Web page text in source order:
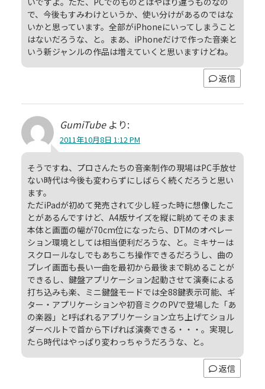
で、今後もすみわけというか、使い分けがあるのではな
いかと思っています。全部がiPhoneにいってしまうこと
はないだろうな、と。まあ、iPhoneだけで作った音楽と
いう新ジャンルの作品は増えていくと思いますけどね。
返信
GumiTube より:
2011年10月8日 1:12 PM
そうですね、プロさんたちの音楽制作の現場はPC手放せ
ない時代は今後も変わらずにしばらく続くだろうと思い
ます。
ただiPadが初めて発売されて少し経った時に想像したこ
とがあるんですけど、A4版サイズを縦に眺めてそのまま
本体と画面の幅が70cm位になったら、DTMのオペレー
ション環境としては相当便利だろうな、と。ミキサーは
スクロールなしでもあちこち操作できるだろうし、曲の
プレイ画面も長い一曲を最初から最後まで眺めることが
できるし、鍵盤アプリケーション起動させて演奏による
打ち込みも楽、ミニ鍵盤モードでは全88鍵表示可能、ギ
ター・アプリケーションや初音ミクのPVで登場した「あ
の楽器」と呼ばれるアプリケーション立ち上げてショル
ダーベルトで首から下げれば演奏できる・・・。実現し
たら時代はやっぱり変わっちゃうだろうな、と。
返信